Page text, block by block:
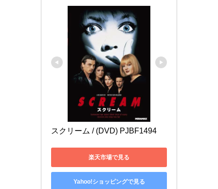
スクリーム / (DVD) PJBF1494
楽天市場で見る
Yahoo!ショッピングで見る